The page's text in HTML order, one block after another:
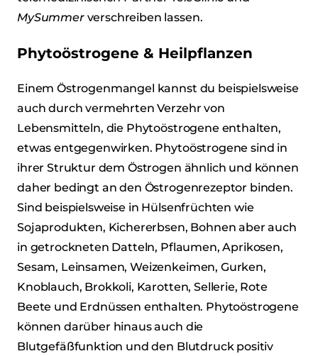
MySummerverschreiben lassen.
Phytoöstrogene & Heilpflanzen
Einem Östrogenmangel kannst du beispielsweise
auch durch vermehrten Verzehr von
Lebensmitteln, die Phytoöstrogene enthalten,
etwas entgegenwirken. Phytoöstrogene sind in
ihrer Struktur dem Östrogen ähnlich und können
daher bedingt an den Östrogenrezeptor binden.
Sind beispielsweise in Hülsenfrüchten wie
Sojaprodukten, Kichererbsen, Bohnen aber auch
in getrockneten Datteln, Pflaumen, Aprikosen,
Sesam, Leinsamen, Weizenkeimen, Gurken,
Knoblauch, Brokkoli, Karotten, Sellerie, Rote
Beete und Erdnüssen enthalten. Phytoöstrogene
können darüber hinaus auch die
Blutgefäßfunktion und den Blutdruck positiv